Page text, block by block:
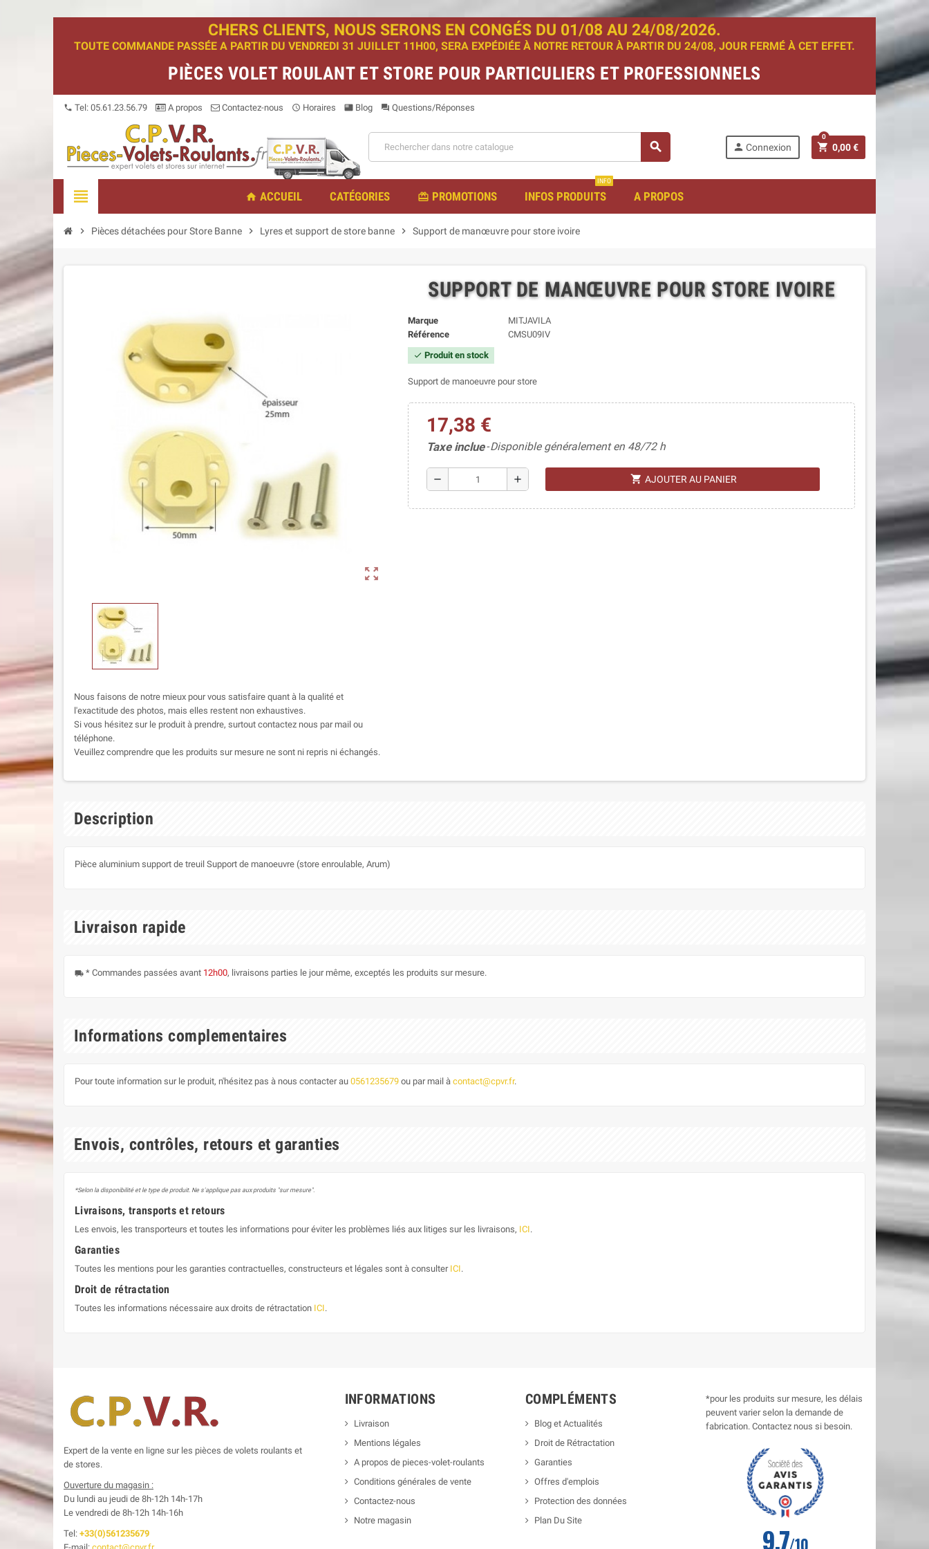
CHERS CLIENTS, NOUS SERONS EN CONGÉS DU 01/08 AU 24/08/2026.
TOUTE COMMANDE PASSÉE A PARTIR DU VENDREDI 31 JUILLET 11H00, SERA EXPÉDIÉE À NOTRE RETOUR À PARTIR DU 24/08, JOUR FERMÉ À CET EFFET.
PIÈCES VOLET ROULANT ET STORE POUR PARTICULIERS ET PROFESSIONNELS
phone Tel: 05.61.23.56.79 A propos Contactez-nous access_time Horaires featured_play_list Blog question_answer Questions/Réponses
search person Connexion shopping_cart 0,00 €
0
view_headline home ACCUEIL CATÉGORIES redeem PROMOTIONS INFOS PRODUITS
INFO
A PROPOS
chevron_right Pièces détachées pour Store Banne chevron_right Lyres et support de store banne chevron_right Support de manœuvre pour store ivoire
zoom_out_map
Nous faisons de notre mieux pour vous satisfaire quant à la qualité et
l'exactitude des photos, mais elles restent non exhaustives.
Si vous hésitez sur le produit à prendre, surtout contactez nous par mail ou
téléphone.
Veuillez comprendre que les produits sur mesure ne sont ni repris ni échangés.
SUPPORT DE MANŒUVRE POUR STORE IVOIRE
Marque
MITJAVILA
Référence
CMSU09IV
check Produit en stock
Support de manoeuvre pour store
17,38 €
Taxe inclue Disponible généralement en 48/72 h
remove add shopping_cart AJOUTER AU PANIER
Description
Pièce aluminium support de treuil Support de manoeuvre (store enroulable, Arum)
Livraison rapide
local_shipping * Commandes passées avant 12h00, livraisons parties le jour même, exceptés les produits sur mesure.
Informations complementaires
Pour toute information sur le produit, n'hésitez pas à nous contacter au 0561235679 ou par mail à contact@cpvr.fr.
Envois, contrôles, retours et garanties
*Selon la disponibilité et le type de produit. Ne s'applique pas aux produits "sur mesure".
Livraisons, transports et retours
Les envois, les transporteurs et toutes les informations pour éviter les problèmes liés aux litiges sur les livraisons, ICI.
Garanties
Toutes les mentions pour les garanties contractuelles, constructeurs et légales sont à consulter ICI.
Droit de rétractation
Toutes les informations nécessaire aux droits de rétractation ICI.
Expert de la vente en ligne sur les pièces de volets roulants et
de stores.
Ouverture du magasin :
Du lundi au jeudi de 8h-12h 14h-17h
Le vendredi de 8h-12h 14h-16h
Tel: +33(0)561235679
INFORMATIONS
Livraison
Mentions légales
A propos de pieces-volet-roulants
Conditions générales de vente
Contactez-nous
Notre magasin
COMPLÉMENTS
Blog et Actualités
Droit de Rétractation
Garanties
Offres d'emplois
Protection des données
Plan Du Site
*pour les produits sur mesure, les délais
peuvent varier selon la demande de
fabrication. Contactez nous si besoin.